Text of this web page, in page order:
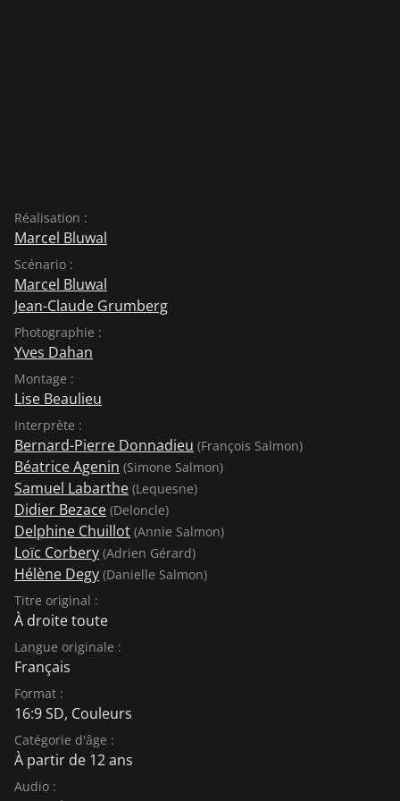
Réalisation :
Marcel Bluwal
Scénario :
Marcel Bluwal
Jean-Claude Grumberg
Photographie :
Yves Dahan
Montage :
Lise Beaulieu
Interprète :
Bernard-Pierre Donnadieu (François Salmon)
Béatrice Agenin (Simone Salmon)
Samuel Labarthe (Lequesne)
Didier Bezace (Deloncle)
Delphine Chuillot (Annie Salmon)
Loïc Corbery (Adrien Gérard)
Hélène Degy (Danielle Salmon)
Titre original :
À droite toute
Langue originale :
Français
Format :
16:9 SD, Couleurs
Catégorie d'âge :
À partir de 12 ans
Audio :